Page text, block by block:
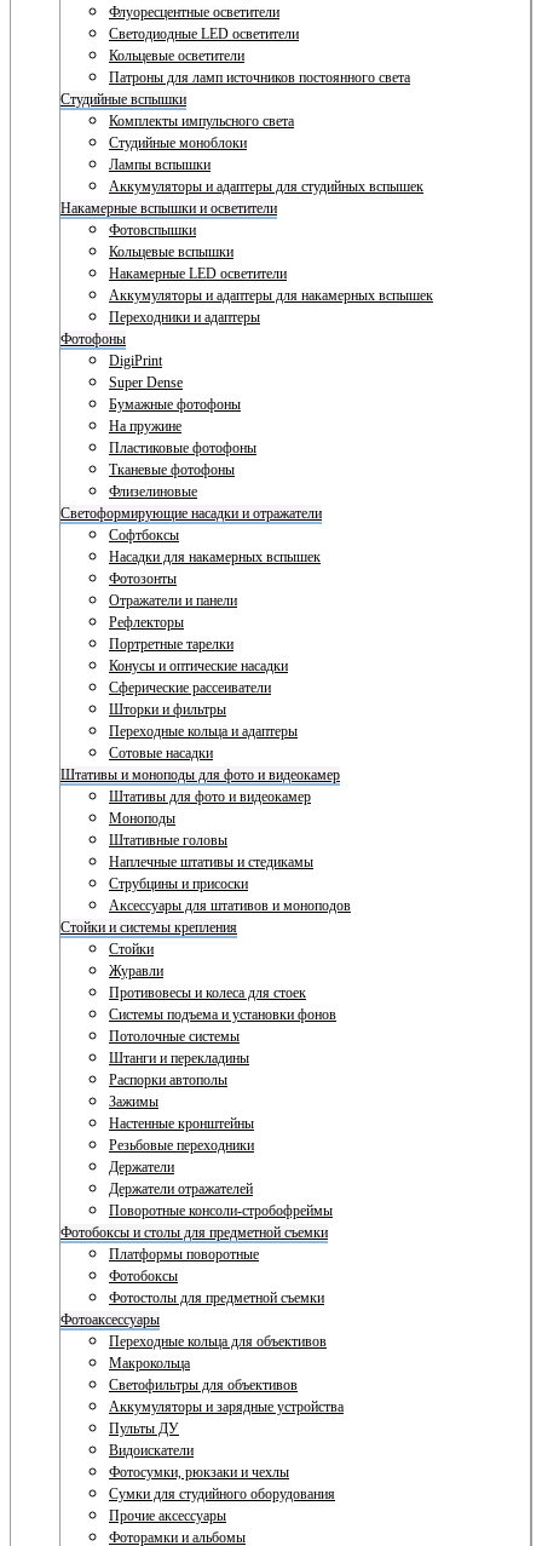
Флуоресцентные осветители
Светодиодные LED осветители
Кольцевые осветители
Патроны для ламп источников постоянного света
Студийные вспышки
Комплекты импульсного света
Студийные моноблоки
Лампы вспышки
Аккумуляторы и адаптеры для студийных вспышек
Накамерные вспышки и осветители
Фотовспышки
Кольцевые вспышки
Накамерные LED осветители
Аккумуляторы и адаптеры для накамерных вспышек
Переходники и адаптеры
Фотофоны
DigiPrint
Super Dense
Бумажные фотофоны
На пружине
Пластиковые фотофоны
Тканевые фотофоны
Флизелиновые
Светоформирующие насадки и отражатели
Софтбоксы
Насадки для накамерных вспышек
Фотозонты
Отражатели и панели
Рефлекторы
Портретные тарелки
Конусы и оптические насадки
Сферические рассеиватели
Шторки и фильтры
Переходные кольца и адаптеры
Сотовые насадки
Штативы и моноподы для фото и видеокамер
Штативы для фото и видеокамер
Моноподы
Штативные головы
Наплечные штативы и стедикамы
Струбцины и присоски
Аксессуары для штативов и моноподов
Стойки и системы крепления
Стойки
Журавли
Противовесы и колеса для стоек
Системы подъема и установки фонов
Потолочные системы
Штанги и перекладины
Распорки автополы
Зажимы
Настенные кронштейны
Резьбовые переходники
Держатели
Держатели отражателей
Поворотные консоли-стробофреймы
Фотобоксы и столы для предметной съемки
Платформы поворотные
Фотобоксы
Фотостолы для предметной съемки
Фотоаксессуары
Переходные кольца для объективов
Макрокольца
Светофильтры для объективов
Аккумуляторы и зарядные устройства
Пульты ДУ
Видоискатели
Фотосумки, рюкзаки и чехлы
Сумки для студийного оборудования
Прочие аксессуары
Фоторамки и альбомы